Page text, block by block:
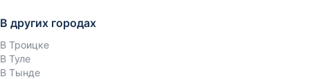
В других городах
В Троицке
В Туле
В Тынде